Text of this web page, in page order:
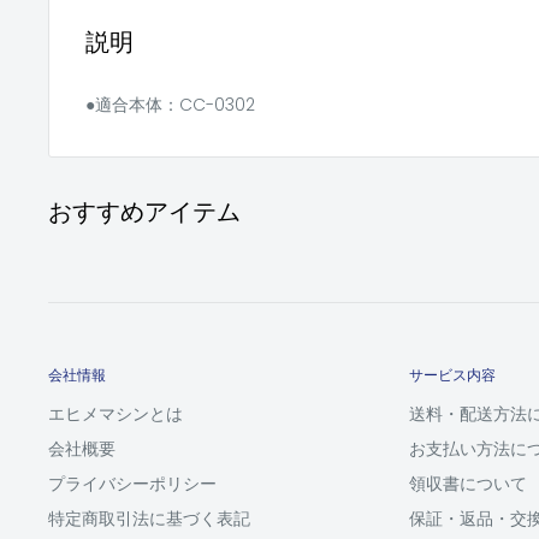
説明
●適合本体：CC-0302
おすすめアイテム
会社情報
エヒメマシンとは
会社概要
プライバシーポリシー
特定商取引法に基づく表記
サービス内容
送料・配送方法
お支払い方法に
領収書について
保証・返品・交